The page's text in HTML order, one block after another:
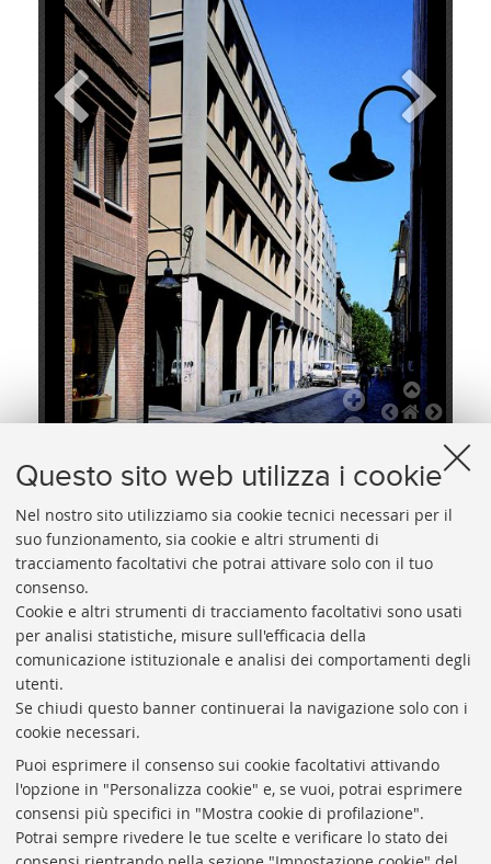
Questo sito web utilizza i cookie
Nel nostro sito utilizziamo sia cookie tecnici necessari per il
suo funzionamento, sia cookie e altri strumenti di
tracciamento facoltativi che potrai attivare solo con il tuo
consenso.
Cookie e altri strumenti di tracciamento facoltativi sono usati
per analisi statistiche, misure sull'efficacia della
comunicazione istituzionale e analisi dei comportamenti degli
utenti.
Se chiudi questo banner continuerai la navigazione solo con i
cookie necessari.
Puoi esprimere il consenso sui cookie facoltativi attivando
l'opzione in "Personalizza cookie" e, se vuoi, potrai esprimere
consensi più specifici in "Mostra cookie di profilazione".
Potrai sempre rivedere le tue scelte e verificare lo stato dei
+
Add Item
Responsabile scientifico: prof. Roberto Balzani
Coordinatrice gestionale: Maria Pia Torricelli